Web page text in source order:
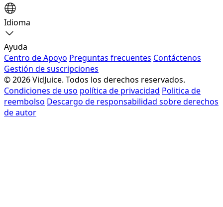
Idioma
Ayuda
Centro de Apoyo Preguntas frecuentes Contáctenos
Gestión de suscripciones
© 2026 VidJuice. Todos los derechos reservados.
Condiciones de uso política de privacidad Politica de
reembolso Descargo de responsabilidad sobre derechos
de autor